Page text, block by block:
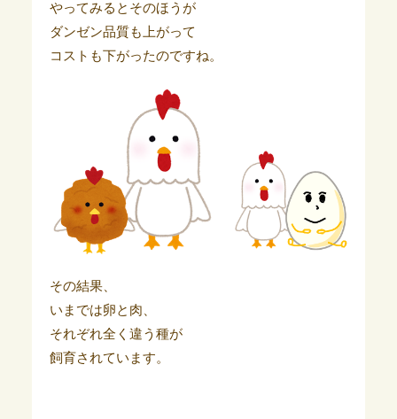
やってみるとそのほうが
ダンゼン品質も上がって
コストも下がったのですね。
その結果、
いまでは卵と肉、
それぞれ全く違う種が
飼育されています。